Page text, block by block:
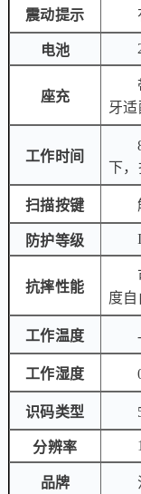
震动提示
电池
座充
牙
工作时间
下，
扫描按键
防护等级
抗摔性能
度
工作温度
工作湿度
识码类型
分辨率
品牌